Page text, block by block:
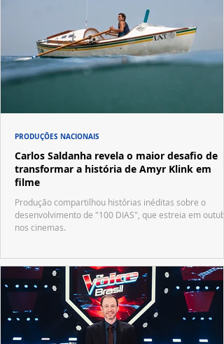
Carlos Saldanha revela o maior desafio de
transformar a história de Amyr Klink em
filme
Produção compartilhou histórias inéditas sobre o
desenvolvimento de "100 DIAS", que estreia em
nos cinemas.
PRODUÇÕES NACIONAIS